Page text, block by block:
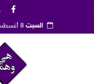
السبت8 أغسطس 2026